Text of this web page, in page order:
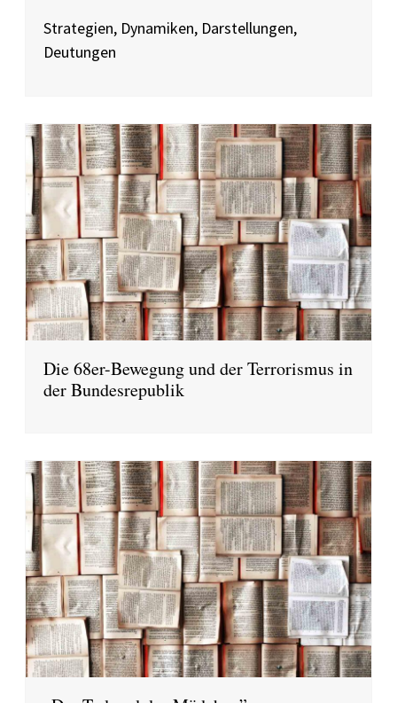
Strategien, Dynamiken, Darstellungen,
Deutungen
Die 68er-Bewegung und der Terrorismus in
der Bundesrepublik